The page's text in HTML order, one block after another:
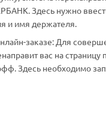
Здесь нужно
и имя держателя.
заказе: Для
вас на страницу
Здесь необходимо